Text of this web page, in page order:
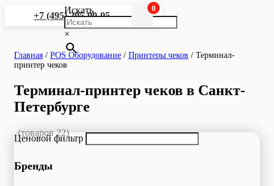
+7 (495) 295-90-95
Искать
×
0
Главная / POS Оборудование / Принтеры чеков / Терминал-
принтер чеков
Терминал-принтер чеков в Санкт-
Петербурге
(товаров 22)
Ценовой фильтр
Бренды